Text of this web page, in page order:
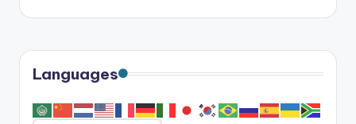
entradas
Languages